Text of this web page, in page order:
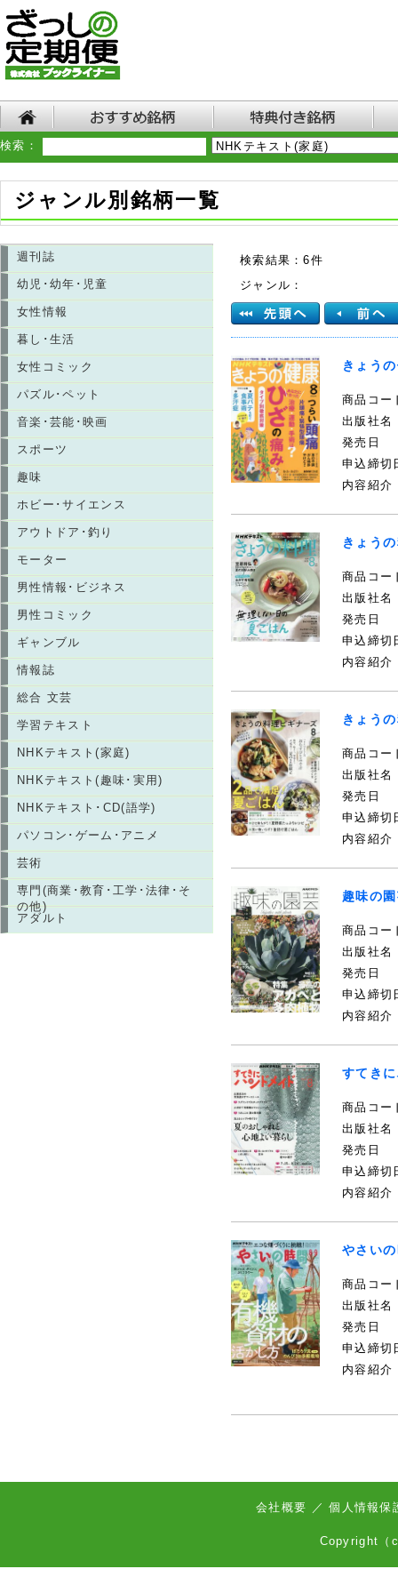
検索：
ジャンル別銘柄一覧
週刊誌
幼児･幼年･児童
女性情報
暮し･生活
女性コミック
パズル･ペット
音楽･芸能･映画
スポーツ
趣味
ホビー･サイエンス
アウトドア･釣り
モーター
男性情報･ビジネス
男性コミック
ギャンブル
情報誌
総合 文芸
学習テキスト
NHKテキスト(家庭)
NHKテキスト(趣味･実用)
NHKテキスト･CD(語学)
パソコン･ゲーム･アニメ
芸術
専門(商業･教育･工学･法律･そ
の他)
アダルト
検索結果：6件
ジャンル：
きょう
商品コー
出版社名
発売日
申込締切
内容紹介
きょう
商品コー
出版社名
発売日
申込締切
内容紹介
きょう
商品コー
出版社名
発売日
申込締切
内容紹介
趣味の
商品コー
出版社名
発売日
申込締切
内容紹介
すてき
商品コー
出版社名
発売日
申込締切
内容紹介
やさい
商品コー
出版社名
発売日
申込締切
内容紹介
会社概要 ／個人情報保
Copyright（